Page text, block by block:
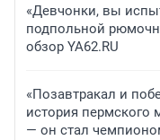
«Девчонки, вы
подпольной
обзор YA62.RU
«Позавтракал и
история
— он стал